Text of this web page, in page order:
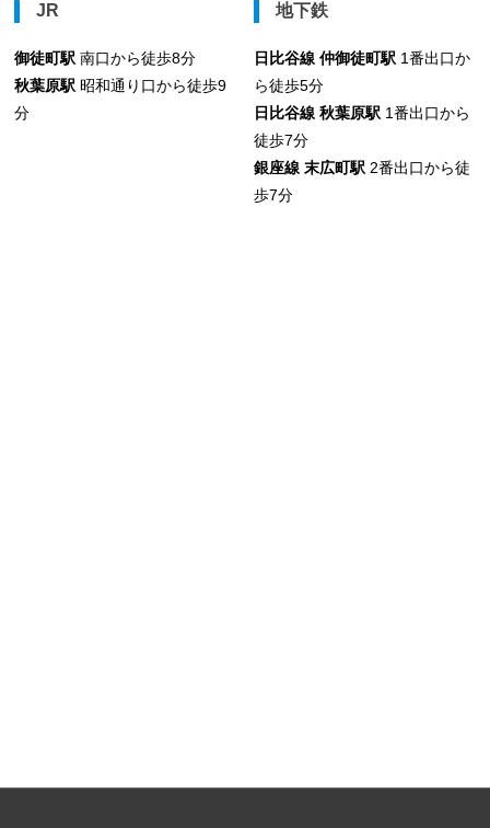
JR
御徒町駅 南口から徒歩8分
秋葉原駅 昭和通り口から徒歩9
分
地下鉄
日比谷線 仲御徒町駅 1番出口か
ら徒歩5分
日比谷線 秋葉原駅 1番出口から
徒歩7分
銀座線 末広町駅 2番出口から徒
歩7分